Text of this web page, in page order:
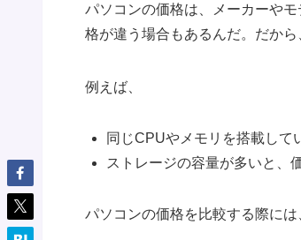
パソコンの価格は、メーカーや
格が違う場合もあるんだ。だか
例えば、
同じCPUやメモリを搭載して
ストレージの容量が多いと、
パソコンの価格を比較する際に